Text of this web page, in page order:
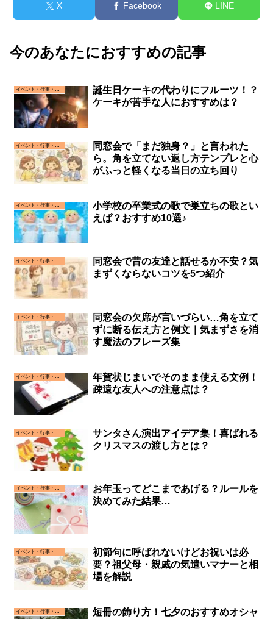
X Facebook LINE
今のあなたにおすすめの記事
イベント・行事・お祝い事
誕生日ケーキの代わりにフルーツ！？
ケーキが苦手な人におすすめは？
イベント・行事・お祝い事
同窓会で「まだ独身？」と言われた
ら。角を立てない返し方テンプレと心
がふっと軽くなる当日の立ち回り
小学校の卒業式の歌で巣立ちの歌とい
えば？おすすめ10選♪
イベント・行事・お祝い事
同窓会で昔の友達と話せるか不安？気
まずくならないコツを5つ紹介
イベント・行事・お祝い事
同窓会の欠席が言いづらい…角を立て
ずに断る伝え方と例文｜気まずさを消
す魔法のフレーズ集
年賀状じまいでそのまま使える文例！
疎遠な友人への注意点は？
サンタさん演出アイデア集！喜ばれる
クリスマスの渡し方とは？
イベント・行事・お祝い事
お年玉ってどこまであげる？ルールを
決めてみた結果…
イベント・行事・お祝い事
初節句に呼ばれないけどお祝いは必
要？祖父母・親戚の気遣いマナーと相
場を解説
短冊の飾り方！七夕のおすすめオシャ